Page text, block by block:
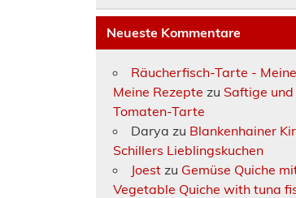
Neueste Kommentare
Räucherfisch-Tarte -
Meine Rezepte zu Saftige
Tomaten-Tarte
Darya zu Blankenhainer
Schillers Lieblingskuchen
Joest zu Gemüse Quiche
Vegetable Quiche with tuna